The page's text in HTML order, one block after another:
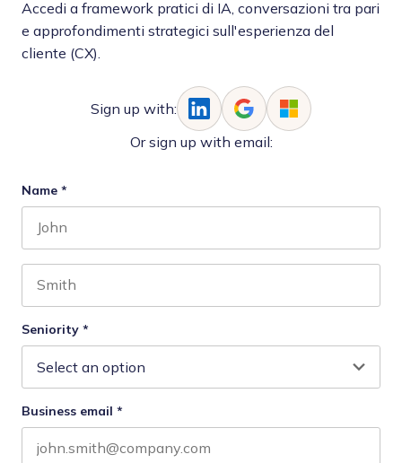
Accedi a framework pratici di IA, conversazioni tra pari
e approfondimenti strategici sull'esperienza del
cliente (CX).
Sign up with:
Or sign up with email:
Name *
Seniority *
Business email *